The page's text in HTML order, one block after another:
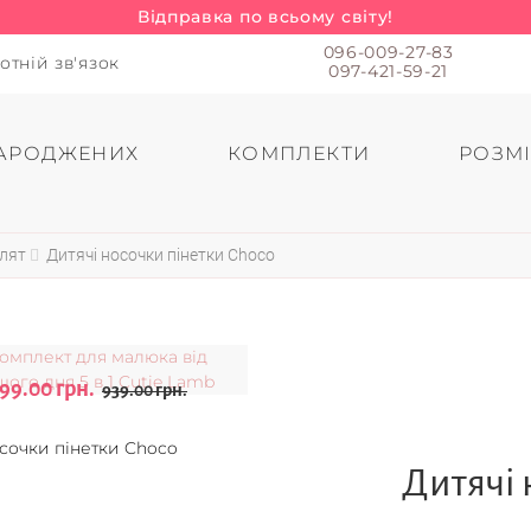
Відправка по всьому світу!
зв'язок
096-009-27-83
097-421-59-21
КОМПЛЕКТИ
Дитячі носочки пінетки Choco
грн. 939.00 грн.
Дитячі